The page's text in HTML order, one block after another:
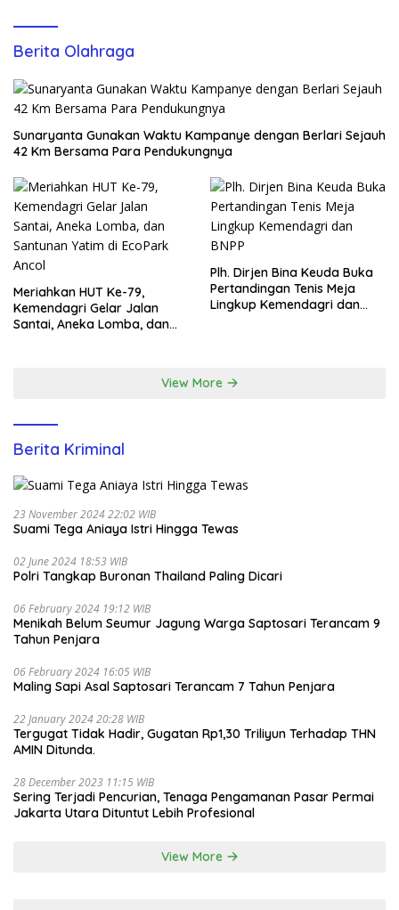
Berita Olahraga
Sunaryanta Gunakan Waktu Kampanye dengan Berlari Sejauh
42 Km Bersama Para Pendukungnya
Meriahkan HUT Ke-79,
Kemendagri Gelar Jalan
Santai, Aneka Lomba, dan
Plh. Dirjen Bina Keuda Buka
Pertandingan Tenis Meja
Lingkup Kemendagri dan
View More
Berita Kriminal
23 November 2024 22:02 WIB
Suami Tega Aniaya Istri Hingga Tewas
02 June 2024 18:53 WIB
Polri Tangkap Buronan Thailand Paling Dicari
06 February 2024 19:12 WIB
Menikah Belum Seumur Jagung Warga Saptosari Terancam 9
Tahun Penjara
06 February 2024 16:05 WIB
Maling Sapi Asal Saptosari Terancam 7 Tahun Penjara
22 January 2024 20:28 WIB
Tergugat Tidak Hadir, Gugatan Rp1,30 Triliyun Terhadap THN
AMIN Ditunda.
28 December 2023 11:15 WIB
Sering Terjadi Pencurian, Tenaga Pengamanan Pasar Permai
Jakarta Utara Dituntut Lebih Profesional
View More